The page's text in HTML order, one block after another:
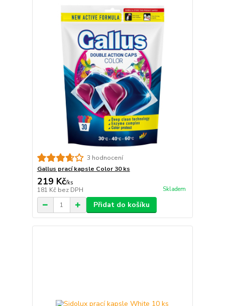
3 hodnocení
Gallus prací kapsle Color 30 ks
219 Kč/ks
181 Kč bez DPH Skladem
Přidat do košíku